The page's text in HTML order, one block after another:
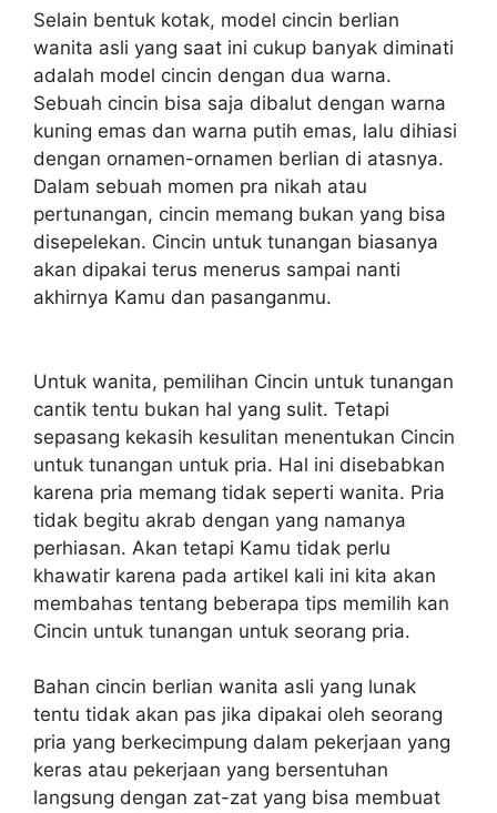
Selain bentuk kotak, model cincin berlian
wanita asli yang saat ini cukup banyak diminati
adalah model cincin dengan dua warna.
Sebuah cincin bisa saja dibalut dengan warna
kuning emas dan warna putih emas, lalu dihiasi
dengan ornamen-ornamen berlian di atasnya.
Dalam sebuah momen pra nikah atau
pertunangan, cincin memang bukan yang bisa
disepelekan. Cincin untuk tunangan biasanya
akan dipakai terus menerus sampai nanti
akhirnya Kamu dan pasanganmu.
Untuk wanita, pemilihan Cincin untuk tunangan
cantik tentu bukan hal yang sulit. Tetapi
sepasang kekasih kesulitan menentukan Cincin
untuk tunangan untuk pria. Hal ini disebabkan
karena pria memang tidak seperti wanita. Pria
tidak begitu akrab dengan yang namanya
perhiasan. Akan tetapi Kamu tidak perlu
khawatir karena pada artikel kali ini kita akan
membahas tentang beberapa tips memilih kan
Cincin untuk tunangan untuk seorang pria.
Bahan cincin berlian wanita asli yang lunak
tentu tidak akan pas jika dipakai oleh seorang
pria yang berkecimpung dalam pekerjaan yang
keras atau pekerjaan yang bersentuhan
langsung dengan zat-zat yang bisa membuat